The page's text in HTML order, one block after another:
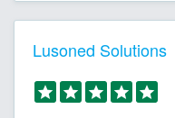
Lusoned Solutions